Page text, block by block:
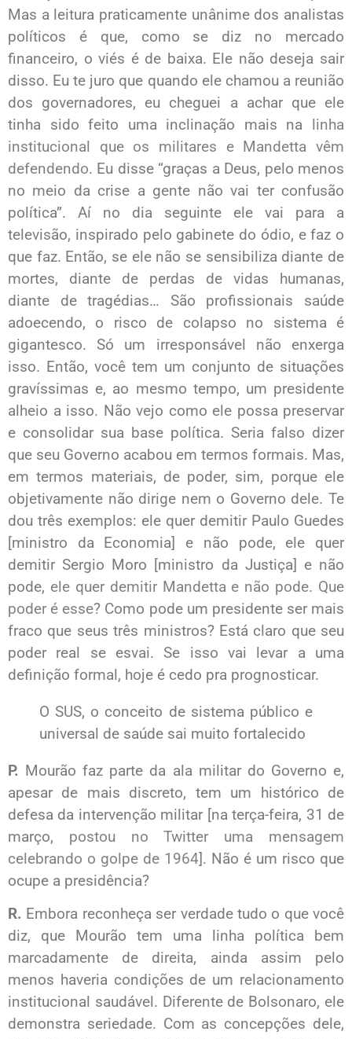
Mas a leitura praticamente unânime dos analistas
políticos é que, como se diz no mercado
financeiro, o viés é de baixa. Ele não deseja sair
disso. Eu te juro que quando ele chamou a reunião
dos governadores, eu cheguei a achar que ele
tinha sido feito uma inclinação mais na linha
institucional que os militares e Mandetta vêm
defendendo. Eu disse “graças a Deus, pelo menos
no meio da crise a gente não vai ter confusão
política”. Aí no dia seguinte ele vai para a
televisão, inspirado pelo gabinete do ódio, e faz o
que faz. Então, se ele não se sensibiliza diante de
mortes, diante de perdas de vidas humanas,
diante de tragédias… São profissionais saúde
adoecendo, o risco de colapso no sistema é
gigantesco. Só um irresponsável não enxerga
isso. Então, você tem um conjunto de situações
gravíssimas e, ao mesmo tempo, um presidente
alheio a isso. Não vejo como ele possa preservar
e consolidar sua base política. Seria falso dizer
que seu Governo acabou em termos formais. Mas,
em termos materiais, de poder, sim, porque ele
objetivamente não dirige nem o Governo dele. Te
dou três exemplos: ele quer demitir Paulo Guedes
[ministro da Economia] e não pode, ele quer
demitir Sergio Moro [ministro da Justiça] e não
pode, ele quer demitir Mandetta e não pode. Que
poder é esse? Como pode um presidente ser mais
fraco que seus três ministros? Está claro que seu
poder real se esvai. Se isso vai levar a uma
definição formal, hoje é cedo pra prognosticar.
O SUS, o conceito de sistema público e
universal de saúde sai muito fortalecido
P. Mourão faz parte da ala militar do Governo e,
apesar de mais discreto, tem um histórico de
defesa da intervenção militar [na terça-feira, 31 de
março, postou no Twitter uma mensagem
celebrando o golpe de 1964]. Não é um risco que
ocupe a presidência?
R. Embora reconheça ser verdade tudo o que você
diz, que Mourão tem uma linha política bem
marcadamente de direita, ainda assim pelo
menos haveria condições de um relacionamento
institucional saudável. Diferente de Bolsonaro, ele
demonstra seriedade. Com as concepções dele,